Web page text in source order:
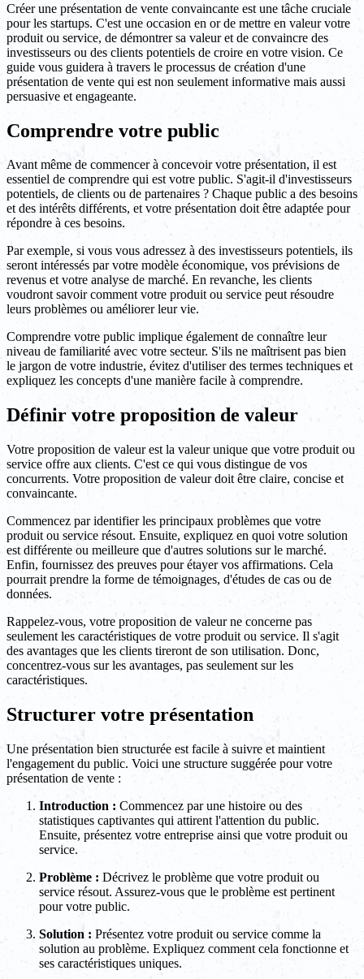
Créer une présentation de vente convaincante est une tâche cruciale
pour les startups. C'est une occasion en or de mettre en valeur votre
produit ou service, de démontrer sa valeur et de convaincre des
investisseurs ou des clients potentiels de croire en votre vision. Ce
guide vous guidera à travers le processus de création d'une
présentation de vente qui est non seulement informative mais aussi
persuasive et engageante.
Comprendre votre public
Avant même de commencer à concevoir votre présentation, il est
essentiel de comprendre qui est votre public. S'agit-il d'investisseurs
potentiels, de clients ou de partenaires ? Chaque public a des besoins
et des intérêts différents, et votre présentation doit être adaptée pour
répondre à ces besoins.
Par exemple, si vous vous adressez à des investisseurs potentiels, ils
seront intéressés par votre modèle économique, vos prévisions de
revenus et votre analyse de marché. En revanche, les clients
voudront savoir comment votre produit ou service peut résoudre
leurs problèmes ou améliorer leur vie.
Comprendre votre public implique également de connaître leur
niveau de familiarité avec votre secteur. S'ils ne maîtrisent pas bien
le jargon de votre industrie, évitez d'utiliser des termes techniques et
expliquez les concepts d'une manière facile à comprendre.
Définir votre proposition de valeur
Votre proposition de valeur est la valeur unique que votre produit ou
service offre aux clients. C'est ce qui vous distingue de vos
concurrents. Votre proposition de valeur doit être claire, concise et
convaincante.
Commencez par identifier les principaux problèmes que votre
produit ou service résout. Ensuite, expliquez en quoi votre solution
est différente ou meilleure que d'autres solutions sur le marché.
Enfin, fournissez des preuves pour étayer vos affirmations. Cela
pourrait prendre la forme de témoignages, d'études de cas ou de
données.
Rappelez-vous, votre proposition de valeur ne concerne pas
seulement les caractéristiques de votre produit ou service. Il s'agit
des avantages que les clients tireront de son utilisation. Donc,
concentrez-vous sur les avantages, pas seulement sur les
caractéristiques.
Structurer votre présentation
Une présentation bien structurée est facile à suivre et maintient
l'engagement du public. Voici une structure suggérée pour votre
présentation de vente :
Introduction : Commencez par une histoire ou des
statistiques captivantes qui attirent l'attention du public.
Ensuite, présentez votre entreprise ainsi que votre produit ou
service.
Problème : Décrivez le problème que votre produit ou
service résout. Assurez-vous que le problème est pertinent
pour votre public.
Solution : Présentez votre produit ou service comme la
solution au problème. Expliquez comment cela fonctionne et
ses caractéristiques uniques.